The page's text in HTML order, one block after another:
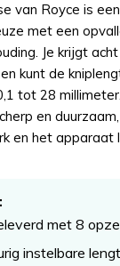
van Royce is
met een
Je krijgt
kunt de
tot 28
en
en het apparaat
met 8
instelbare